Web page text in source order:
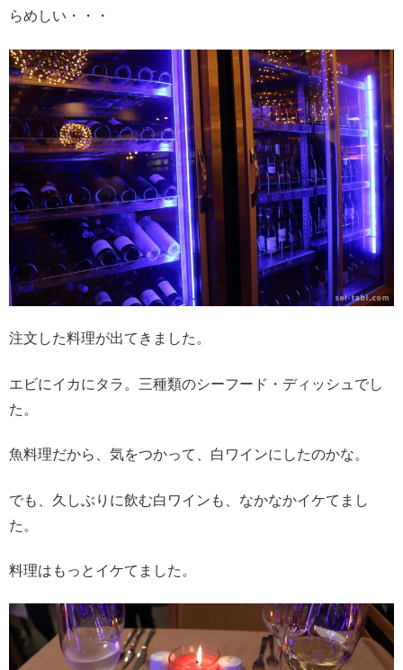
らめしい・・・
注文した料理が出てきました。
エビにイカにタラ。三種類のシーフード・ディッシュでし
た。
魚料理だから、気をつかって、白ワインにしたのかな。
でも、久しぶりに飲む白ワインも、なかなかイケてまし
た。
料理はもっとイケてました。